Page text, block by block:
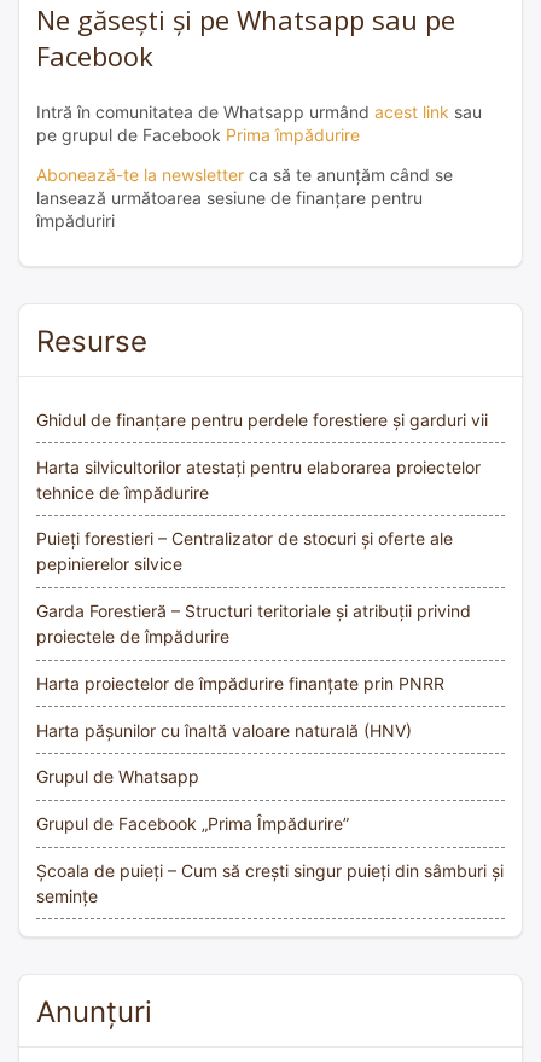
Ne găsești și pe Whatsapp sau pe
Facebook
Intră în comunitatea de Whatsapp urmând acest link sau
pe grupul de Facebook Prima împădurire
Abonează-te la newsletter ca să te anunțăm când se
lansează următoarea sesiune de finanțare pentru
împăduriri
Resurse
Ghidul de finanțare pentru perdele forestiere și garduri vii
Harta silvicultorilor atestați pentru elaborarea proiectelor
tehnice de împădurire
Puieți forestieri – Centralizator de stocuri și oferte ale
pepinierelor silvice
Garda Forestieră – Structuri teritoriale și atribuții privind
proiectele de împădurire
Harta proiectelor de împădurire finanțate prin PNRR
Harta pășunilor cu înaltă valoare naturală (HNV)
Grupul de Whatsapp
Grupul de Facebook „Prima Împădurire”
Școala de puieți – Cum să crești singur puieți din sâmburi și
semințe
Anunțuri